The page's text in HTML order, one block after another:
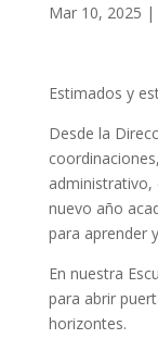
Mar 10, 2025 |
Estimados y
Desde la
administrativo,
nuevo año
para aprender
En nuestra
para abrir
horizontes.